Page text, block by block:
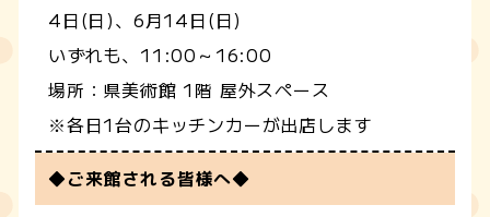
4日(日)、6月14日(日)
いずれも、11:00～16:00
場所：県美術館 1階 屋外スペース
※各日1台のキッチンカーが出店します
◆ご来館される皆様へ◆